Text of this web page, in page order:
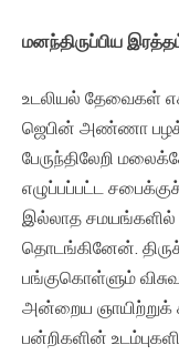
மனந்திருப்பிய
உடலியல் தேவைகள்
ஜெபின் அண்ணா
பேருந்திலேறி
எழுப்பப்பட்ட
இல்லாத சமயங்களில்
தொடங்கினேன்.
பங்குகொள்ளும்
அன்றைய ஞாயிற்றுக்
பன்றிகளின்